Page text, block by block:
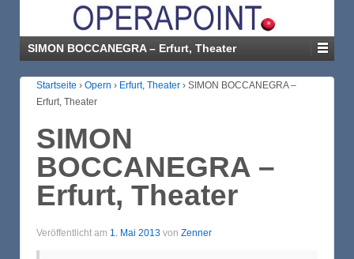
SIMON BOCCANEGRA – Erfurt, Theater
Startseite › Opern › Erfurt, Theater › SIMON BOCCANEGRA –
Erfurt, Theater
SIMON
BOCCANEGRA –
Erfurt, Theater
Veröffentlicht am 1. Mai 2013 von Zenner